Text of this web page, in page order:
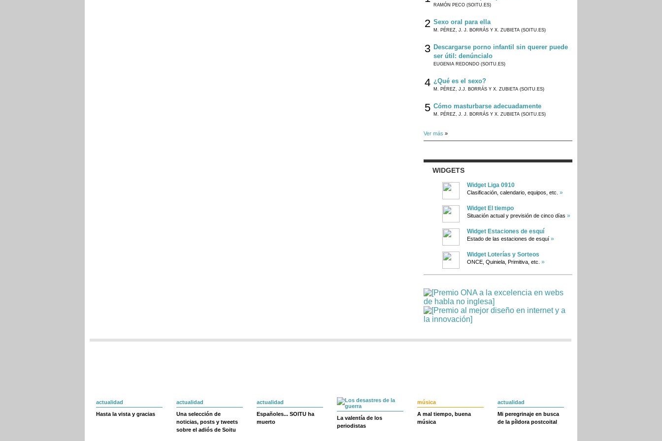
RAMÓN PECO (SOITU.ES)
2 Sexo oral para ella
M. PÉREZ, J. J. BORRÁS Y X. ZUBIETA (SOITU.ES)
3 Descargarse porno infantil sin querer puede
ser útil: denúncialo
EUGENIA REDONDO (SOITU.ES)
4 ¿Qué es el sexo?
M. PÉREZ, J.J. BORRÁS Y X. ZUBIETA (SOITU.ES)
5 Cómo masturbarse adecuadamente
M. PÉREZ, J. J. BORRÁS Y X. ZUBIETA (SOITU.ES)
Ver más »
WIDGETS
Widget Liga 0910
Clasificación, calendario, equipos, etc. »
Widget El tiempo
Situación actual y previsión de cinco días »
Widget Estaciones de esquí
Estado de las estaciones de esquí »
Widget Loterías y Sorteos
ONCE, Quiniela, Primitiva, etc. »
actualidad
Hasta la vista y gracias
actualidad
Una selección de
noticias, posts y tweets
sobre el adiós de Soitu
actualidad
Españoles... SOITU ha
muerto
La valentía de los
periodistas
música
A mal tiempo, buena
música
actualidad
Mi peregrinaje en busca
de la píldora postcoital